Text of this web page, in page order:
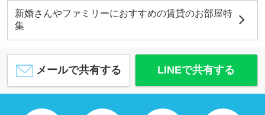
新婚さんやファミリーにおすすめの賃貸のお部屋特
集
メールで共有する LINEで共有する